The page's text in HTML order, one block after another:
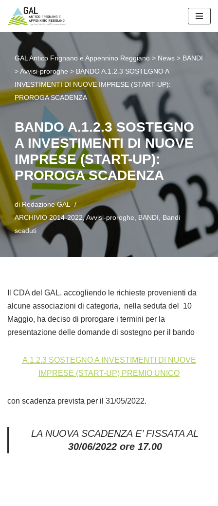
Vai
contenuto
GAL Antico Frignano e Appennino Reggiano > News > BANDI
>Avvisi-proroghe > BANDO A.1.2.3 SOSTEGNO A
INVESTIMENTI DI NUOVE IMPRESE (START-UP):
PROROGA SCADENZA
BANDO A.1.2.3 SOSTEGNO
A INVESTIMENTI DI NUOVE
IMPRESE (START-UP):
PROROGA SCADENZA
di Redazione GAL
ARCHIVIO 2014-2022,Avvisi-proroghe BANDI
Bandi
scaduti
Il CDA del GAL, accogliendo le richieste provenienti da
alcune associazioni di categoria, nella seduta del 10
Maggio, ha deciso di prorogare i termini per la
presentazione delle domande di sostegno per il bando
A.1.2.3 SOSTEGNO A INVESTIMENTI DI NUOVE
IMPRESE (START-UP) PREMIO UNICO
con scadenza prevista per il 31/05/2022.
LA NUOVA SCADENZA E’ FISSATA AL
30/06/2022 ore 17.00